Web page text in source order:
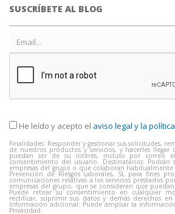
SUSCRÍBETE AL BLOG
He leído y acepto el aviso legal y la
Finalidades: Responder y gestionar sus solicitudes,
de nuestros productos y servicios, y hacerles
puedan ser de su interés, incluso por correo
consentimiento del usuario. Destinatarios: Podrán
empresas del grupo o que colaboran habitualmente
Prevención de Riesgos Laborales, SL para fines
comunicaciones relativas a los servicios prestados
empresas del grupo, que se consideren que
Puede retirar su consentimiento en cualquier
rectificar, suprimir sus datos y demás derechos en
Información adicional: Puede ampliar la
Privacidad.